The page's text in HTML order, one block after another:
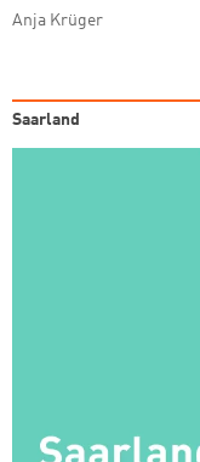
Anja Krüger
Saarland